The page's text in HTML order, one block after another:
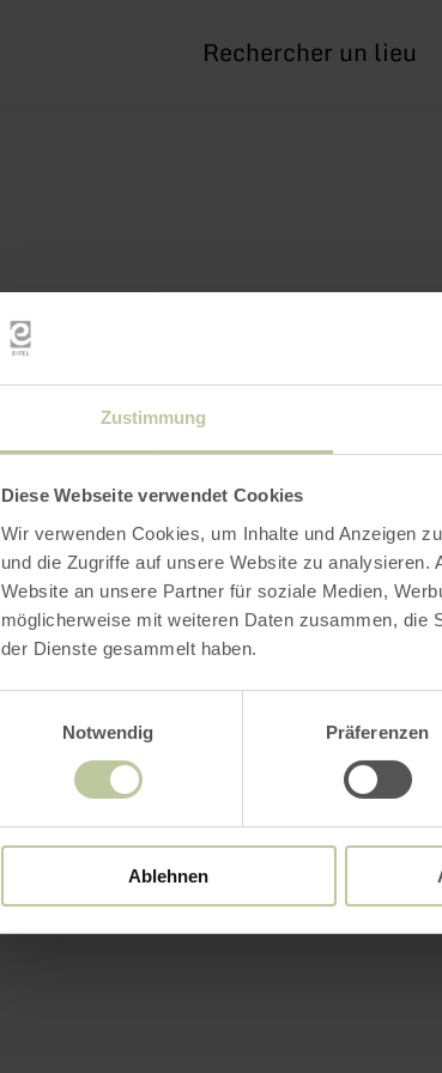
Zustimmung
Diese Webseite verwendet Cookies
Wir verwenden Cookies, um Inhalte und Anzeigen
und die Zugriffe auf unsere Website zu
Website an unsere Partner für soziale Medien,
möglicherweise mit weiteren Daten zusammen, die
der Dienste gesammelt haben.
Notwendig
Präferenzen
Ablehnen
recherche